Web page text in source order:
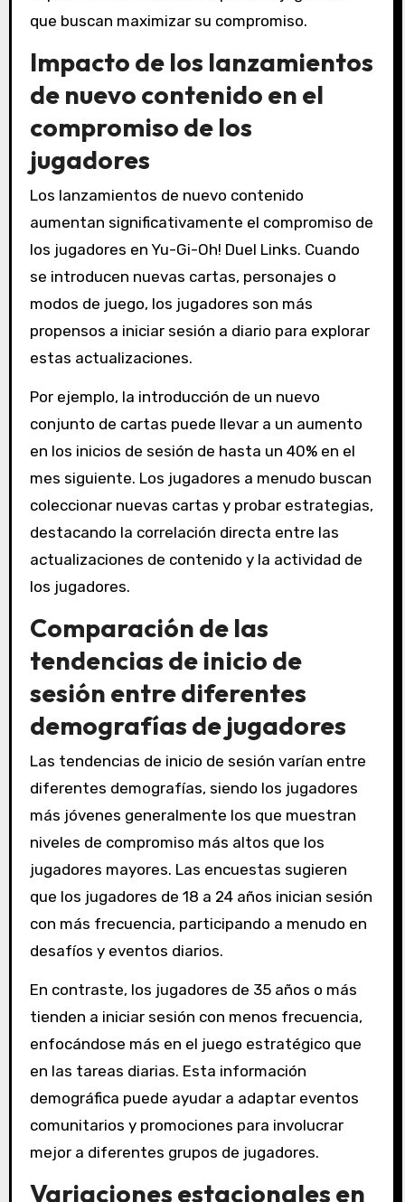
que buscan maximizar su compromiso.
Impacto de los lanzamientos
de nuevo contenido en el
compromiso de los
jugadores
Los lanzamientos de nuevo contenido
aumentan significativamente el compromiso de
los jugadores en Yu-Gi-Oh! Duel Links. Cuando
se introducen nuevas cartas, personajes o
modos de juego, los jugadores son más
propensos a iniciar sesión a diario para explorar
estas actualizaciones.
Por ejemplo, la introducción de un nuevo
conjunto de cartas puede llevar a un aumento
en los inicios de sesión de hasta un 40% en el
mes siguiente. Los jugadores a menudo buscan
coleccionar nuevas cartas y probar estrategias,
destacando la correlación directa entre las
actualizaciones de contenido y la actividad de
los jugadores.
Comparación de las
tendencias de inicio de
sesión entre diferentes
demografías de jugadores
Las tendencias de inicio de sesión varían entre
diferentes demografías, siendo los jugadores
más jóvenes generalmente los que muestran
niveles de compromiso más altos que los
jugadores mayores. Las encuestas sugieren
que los jugadores de 18 a 24 años inician sesión
con más frecuencia, participando a menudo en
desafíos y eventos diarios.
En contraste, los jugadores de 35 años o más
tienden a iniciar sesión con menos frecuencia,
enfocándose más en el juego estratégico que
en las tareas diarias. Esta información
demográfica puede ayudar a adaptar eventos
comunitarios y promociones para involucrar
mejor a diferentes grupos de jugadores.
Variaciones estacionales en